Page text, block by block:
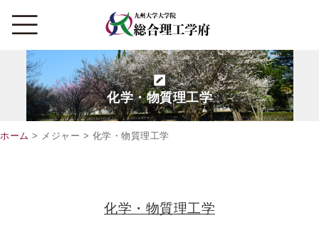
化学・物質理工学
ホーム > メジャー > 化学・物質理工学
化学・物質理工学